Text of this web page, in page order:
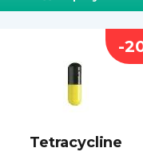
Tetracycline
-